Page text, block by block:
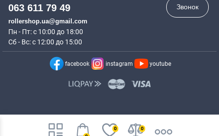
0 0
063 611 79 49
rollershop.ua@gmail.com
Пн - Пт: с 10:00 до 18:00
Сб - Вс: с 12:00 до 15:00
Звонок
facebook instagram youtube